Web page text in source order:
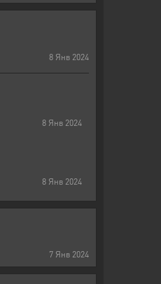
8 Янв 2024
8 Янв 2024
8 Янв 2024
7 Янв 2024